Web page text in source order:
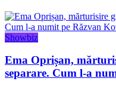
Showbiz
Ema Oprișan,
separare. Cum l-a